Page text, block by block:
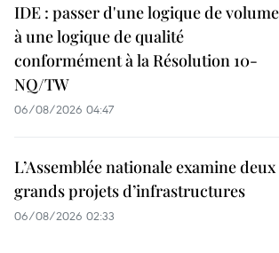
IDE : passer d'une logique de volume
à une logique de qualité
conformément à la Résolution 10-
NQ/TW
06/08/2026 04:47
L’Assemblée nationale examine deux
grands projets d’infrastructures
06/08/2026 02:33